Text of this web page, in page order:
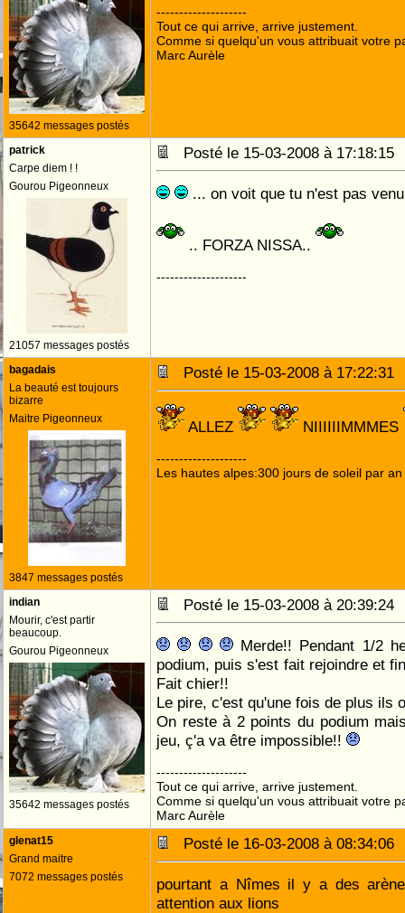
35642 messages postés
--------------------
Tout ce qui arrive, arrive justement.
Comme si quelqu'un vous attribuait votre
Marc Aurèle
patrick
Carpe diem ! !
Gourou Pigeonneux
21057 messages postés
Posté le 15-03-2008 à
... on voit que tu n'est pas
.. FORZA NISSA..
--------------------
bagadais
La beauté est toujours
bizarre
Maitre Pigeonneux
3847 messages postés
Posté le 15-03-2008 à
ALLEZ NIIIIIIMMMES
--------------------
Les hautes alpes:300 jours de soleil par an
indian
Mourir, c'est partir
beaucoup.
Gourou Pigeonneux
35642 messages postés
Posté le 15-03-2008 à
Merde!! Pendant 1/2
podium, puis s'est fait rejoindre et
Fait chier!!
Le pire, c'est qu'une fois de plus ils
On reste à 2 points du podium
jeu, ç'a va être impossible!!
--------------------
Tout ce qui arrive, arrive justement.
Comme si quelqu'un vous attribuait votre
Marc Aurèle
glenat15
Grand maitre
7072 messages postés
Posté le 16-03-2008 à
pourtant a Nîmes il y a des
attention aux lions